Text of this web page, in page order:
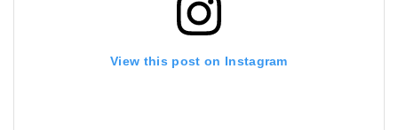
View this post on Instagram